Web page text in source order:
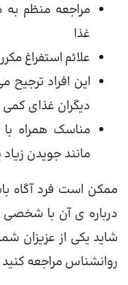
مراجعه منظم
غذا
علائم استفراغ مکرر
این افراد ترجیح
دیگران غذای کمی
مناسک همراه با
مانند جویدن
ممکن است فرد آگاه
درباره ی آن با
شاید یکی از عزیزان
روانشناس مراجعه کنید